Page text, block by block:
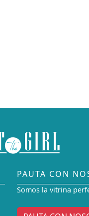
PAUTA CON
Somos la vitrina